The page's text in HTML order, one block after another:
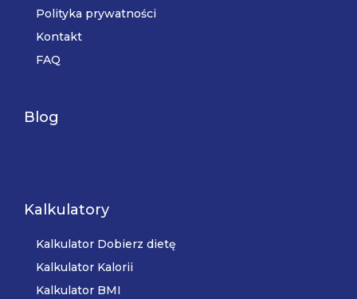
Polityka prywatności
Kontakt
FAQ
Blog
Kalkulatory
Kalkulator Dobierz dietę
Kalkulator Kalorii
Kalkulator BMI